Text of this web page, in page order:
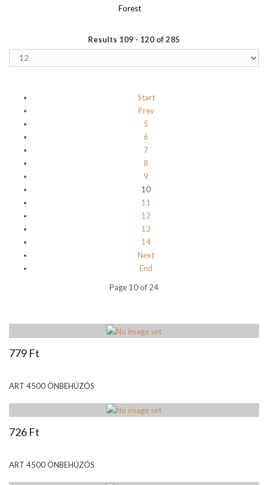
Forest
Results 109 - 120 of 285
Start
Prev
5
6
7
8
9
10
11
12
13
14
Next
End
Page 10 of 24
779 Ft
ART 4500 ÖNBEHÚZÓS
726 Ft
ART 4500 ÖNBEHÚZÓS